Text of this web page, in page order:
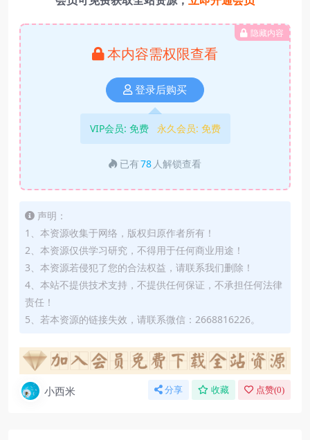
隐藏内容
本内容需权限查看
登录后购买
VIP会员: 免费 永久会员: 免费
已有78 人解锁查看
声明：
1、本资源收集于网络，版权归原作者所有！
2、本资源仅供学习研究，不得用于任何商业用途！
3、本资源若侵犯了您的合法权益，请联系我们删除！
4、本站不提供技术支持，不提供任何保证，不承担任何法律
责任！
5、若本资源的链接失效，请联系微信：2668816226。
小西米 分享 收藏 点赞(0)